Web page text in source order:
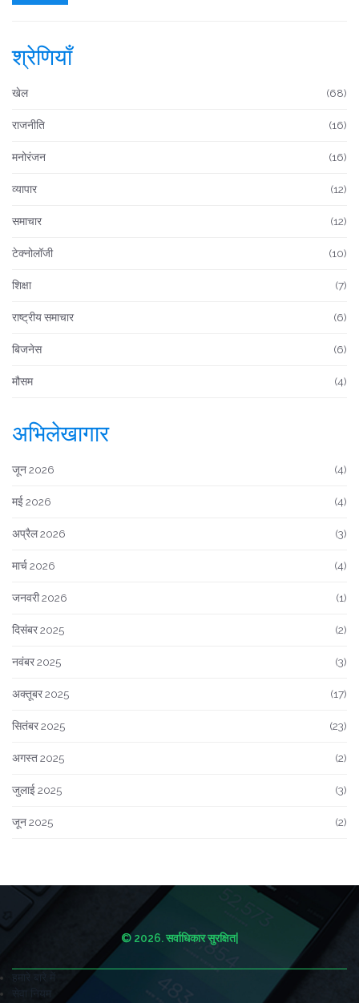
श्रेणियाँ
खेल (68)
राजनीति (16)
मनोरंजन (16)
व्यापार (12)
समाचार (12)
टेक्नोलॉजी (10)
शिक्षा (7)
राष्ट्रीय समाचार (6)
बिजनेस (6)
मौसम (4)
अभिलेखागार
जून 2026 (4)
मई 2026 (4)
अप्रैल 2026 (3)
मार्च 2026 (4)
जनवरी 2026 (1)
दिसंबर 2025 (2)
नवंबर 2025 (3)
अक्तूबर 2025 (17)
सितंबर 2025 (23)
अगस्त 2025 (2)
जुलाई 2025 (3)
जून 2025 (2)
© 2026. सर्वाधिकार सुरक्षित|
हमारे बारे में
सेवा नियम